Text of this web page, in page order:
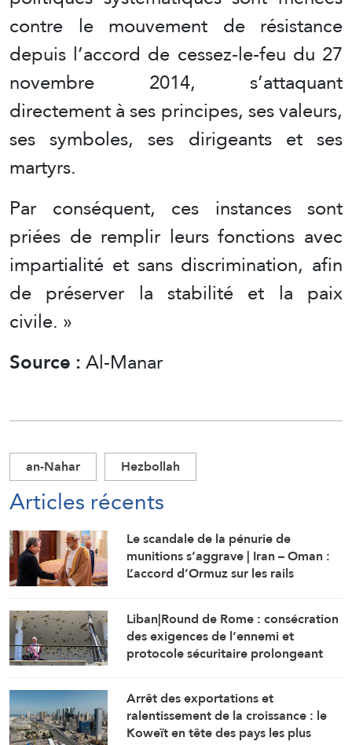
contre le mouvement de résistance
depuis l’accord de cessez-le-feu du 27
novembre 2014, s’attaquant
directement à ses principes, ses valeurs,
ses symboles, ses dirigeants et ses
martyrs.
Par conséquent, ces instances sont
priées de remplir leurs fonctions avec
impartialité et sans discrimination, afin
de préserver la stabilité et la paix
civile. »
Source :Al-Manar
an-Nahar Hezbollah
Articles récents
Le scandale de la pénurie de
munitions s’aggrave | Iran – Oman :
L’accord d’Ormuz sur les rails
Liban|Round de Rome : consécration
des exigences de l’ennemi et
protocole sécuritaire prolongeant
Arrêt des exportations et
ralentissement de la croissance : le
Koweït en tête des pays les plus